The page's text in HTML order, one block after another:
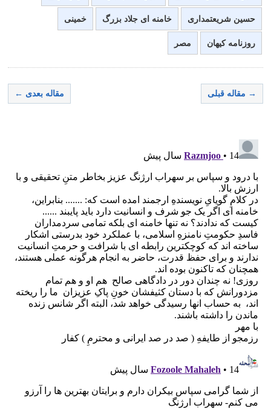
حسین شریعتمداری خامنه ای جلاد بزرگ خمینی
روزنامه کیهان مصر
→ مقاله قبلی مقاله بعدی ←